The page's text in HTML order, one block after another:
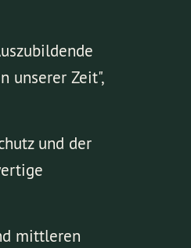
unserer Zeit",
und der
mittleren